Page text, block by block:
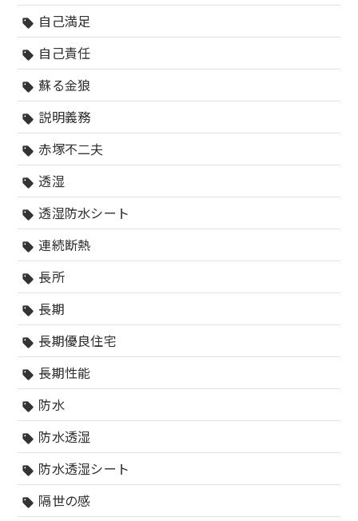
sell 自己満足
sell 自己責任
sell 蘇る金狼
sell 説明義務
sell 赤塚不二夫
sell 透湿
sell 透湿防水シート
sell 連続断熱
sell 長所
sell 長期
sell 長期優良住宅
sell 長期性能
sell 防水
sell 防水透湿
sell 防水透湿シート
sell 隔世の感